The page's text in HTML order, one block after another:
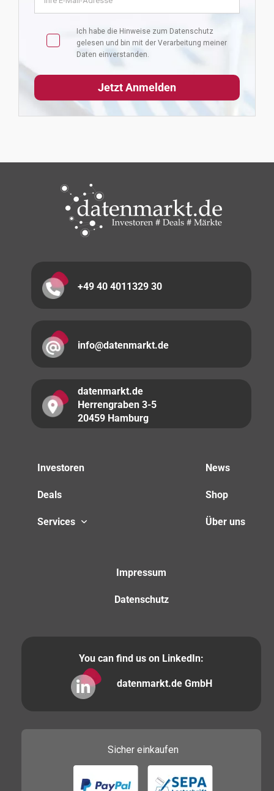
Ich habe die Hinweise zum Datenschutz
gelesen und bin mit der Verarbeitung meiner
Daten einverstanden.
+49 40 4011329 30
info@datenmarkt.de
datenmarkt.de
Herrengraben 3-5
20459 Hamburg
Investoren
Deals
Services
News
Shop
Über uns
Impressum
Datenschutz
You can find us on LinkedIn:
datenmarkt.de GmbH
Sicher einkaufen